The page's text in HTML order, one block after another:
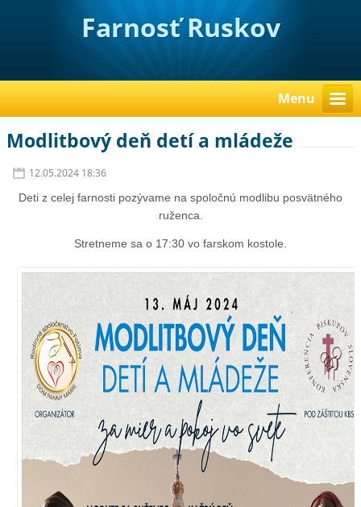
Farnosť Ruskov
Menu
Modlitbový deň detí a mládeže
12.05.2024 18:36
Deti z celej farnosti pozývame na spoločnú modlibu posvätného
ruženca.
Stretneme sa o 17:30 vo farskom kostole.